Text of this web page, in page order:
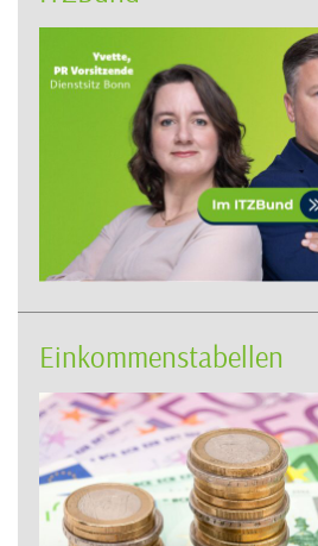
Einkommenstabellen